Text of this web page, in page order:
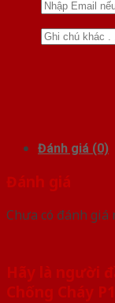
Đánh giá (0)
Đánh giá
Chưa có đánh giá
Hãy là người
Chống Cháy